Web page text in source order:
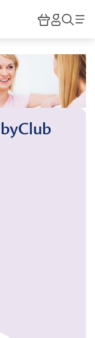
HiPP